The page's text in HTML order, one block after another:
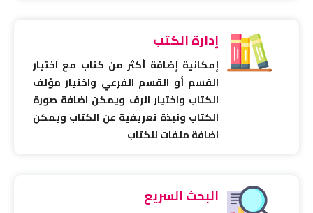
إدارة الكتب
إمكانية إضافة أكثر من كتاب مع اختيار
القسم أو القسم الفرعي واختيار مؤلف
الكتاب واختيار الرف ويمكن اضافة صورة
الكتاب ونبذة تعريفية عن الكتاب ويمكن
اضافة ملفات للكتاب
البحث السريع